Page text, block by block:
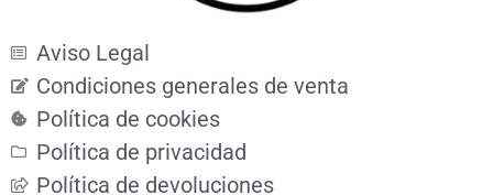
Aviso Legal
Condiciones generales de venta
Política de cookies
Política de privacidad
Política de devoluciones